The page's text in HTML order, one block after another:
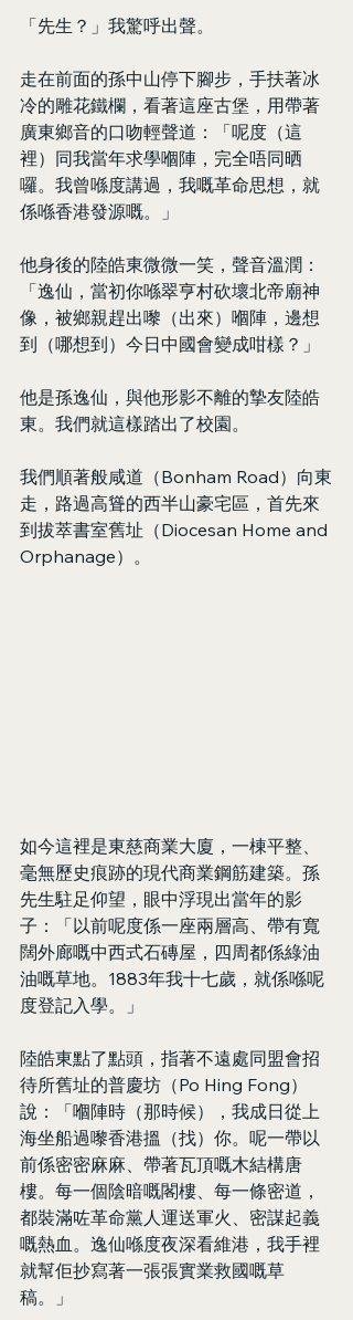
「先生？」我驚呼出聲。
走在前面的孫中山停下腳步，手扶著冰
冷的雕花鐵欄，看著這座古堡，用帶著
廣東鄉音的口吻輕聲道：「呢度（這
裡）同我當年求學嗰陣，完全唔同晒
囉。我曾喺度講過，我嘅革命思想，就
係喺香港發源嘅。」
他身後的陸皓東微微一笑，聲音溫潤：
「逸仙，當初你喺翠亨村砍壞北帝廟神
像，被鄉親趕出嚟（出來）嗰陣，邊想
到（哪想到）今日中國會變成咁樣？」
他是孫逸仙，與他形影不離的摯友陸皓
東。我們就這樣踏出了校園。
我們順著般咸道（Bonham Road）向東
走，路過高聳的西半山豪宅區，首先來
到拔萃書室舊址（Diocesan Home and
Orphanage）。
如今這裡是東慈商業大廈，一棟平整、
毫無歷史痕跡的現代商業鋼筋建築。孫
先生駐足仰望，眼中浮現出當年的影
子：「以前呢度係一座兩層高、帶有寬
闊外廊嘅中西式石磚屋，四周都係綠油
油嘅草地。1883年我十七歲，就係喺呢
度登記入學。」
陸皓東點了點頭，指著不遠處同盟會招
待所舊址的普慶坊（Po Hing Fong）
說：「嗰陣時（那時候），我成日從上
海坐船過嚟香港搵（找）你。呢一帶以
前係密密麻麻、帶著瓦頂嘅木結構唐
樓。每一個陰暗嘅閣樓、每一條密道，
都裝滿咗革命黨人運送軍火、密謀起義
嘅熱血。逸仙喺度夜深看維港，我手裡
就幫佢抄寫著一張張實業救國嘅草
稿。」